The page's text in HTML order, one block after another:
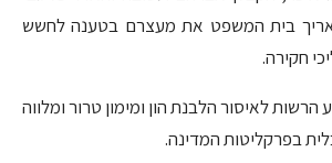
בית המשפט את מעצרם בטענה לחשש
חקירה.
לאיסור הלבנת הון ומימון טרור ומלווה
בפרקליטות המדינה.